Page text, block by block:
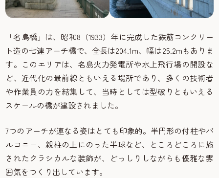
「名島橋」は、昭和8（1933）年に完成した鉄筋コンクリー
ト造の七連アーチ橋で、全長は204.1m、幅は25.2mもありま
す。このエリアは、名島火力発電所や水上飛行場の開設な
ど、近代化の最前線ともいえる場所であり、多くの技術者
や作業員の力を結集して、当時としては型破りともいえる
スケールの橋が建設されました。
7つのアーチが連なる姿はとても印象的。半円形の付柱やバ
ルコニー、親柱の上にのった半球など、ところどころに施
されたクラシカルな装飾が、どっしりしながらも優雅な雰
囲気をつくり出しています。